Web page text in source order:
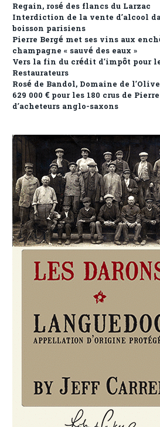
Regain, rosé des flancs du Larzac
Interdiction de la vente d’alcool
boisson parisiens
Pierre Bergé met ses vins aux
champagne « sauvé des eaux »
Vers la fin du crédit d’impôt pour
Restaurateurs
Rosé de Bandol, Domaine de
629 000 € pour les 180 crus de
d’acheteurs anglo-saxons